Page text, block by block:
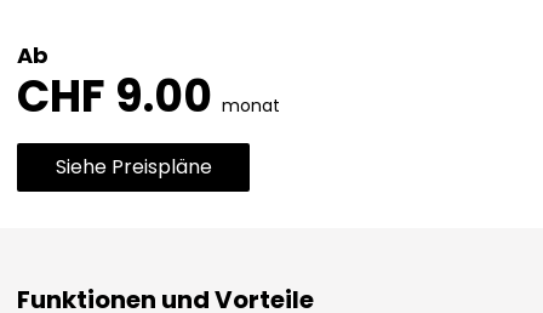
Ab
CHF 9.00 monat
Siehe Preispläne
Funktionen und Vorteile